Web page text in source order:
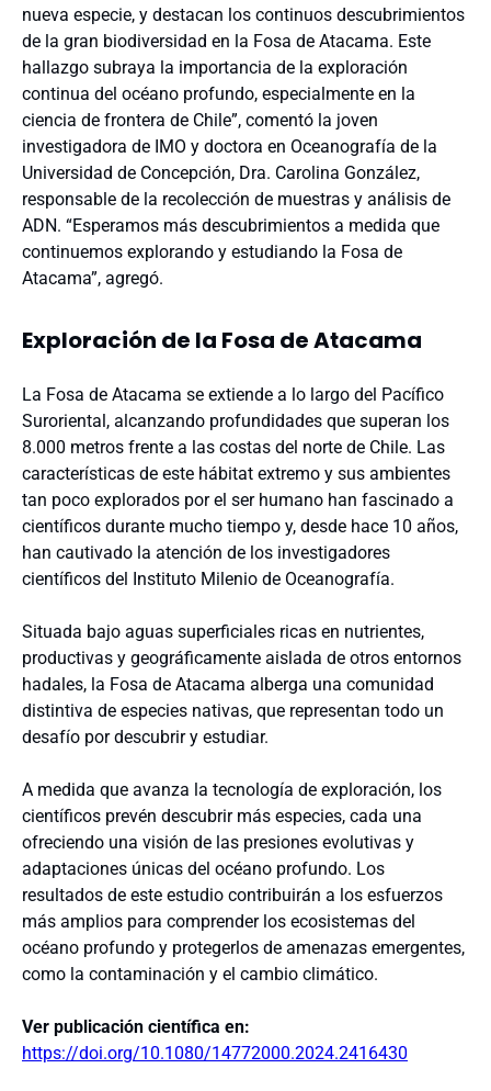
nueva especie, y destacan los continuos descubrimientos
de la gran biodiversidad en la Fosa de Atacama. Este
hallazgo subraya la importancia de la exploración
continua del océano profundo, especialmente en la
ciencia de frontera de Chile”, comentó la joven
investigadora de IMO y doctora en Oceanografía de la
Universidad de Concepción, Dra. Carolina González,
responsable de la recolección de muestras y análisis de
ADN. “Esperamos más descubrimientos a medida que
continuemos explorando y estudiando la Fosa de
Atacama”, agregó.
Exploración de la Fosa de Atacama
La Fosa de Atacama se extiende a lo largo del Pacífico
Suroriental, alcanzando profundidades que superan los
8.000 metros frente a las costas del norte de Chile. Las
características de este hábitat extremo y sus ambientes
tan poco explorados por el ser humano han fascinado a
científicos durante mucho tiempo y, desde hace 10 años,
han cautivado la atención de los investigadores
científicos del Instituto Milenio de Oceanografía.
Situada bajo aguas superficiales ricas en nutrientes,
productivas y geográficamente aislada de otros entornos
hadales, la Fosa de Atacama alberga una comunidad
distintiva de especies nativas, que representan todo un
desafío por descubrir y estudiar.
A medida que avanza la tecnología de exploración, los
científicos prevén descubrir más especies, cada una
ofreciendo una visión de las presiones evolutivas y
adaptaciones únicas del océano profundo. Los
resultados de este estudio contribuirán a los esfuerzos
más amplios para comprender los ecosistemas del
océano profundo y protegerlos de amenazas emergentes,
como la contaminación y el cambio climático.
Ver publicación científica en:
https://doi.org/10.1080/14772000.2024.2416430